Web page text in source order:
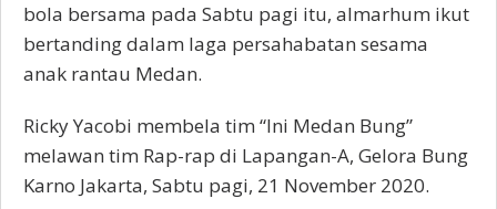
bola bersama pada Sabtu pagi itu, almarhum ikut
bertanding dalam laga persahabatan sesama
anak rantau Medan.
Ricky Yacobi membela tim “Ini Medan Bung”
melawan tim Rap-rap di Lapangan-A, Gelora Bung
Karno Jakarta, Sabtu pagi, 21 November 2020.